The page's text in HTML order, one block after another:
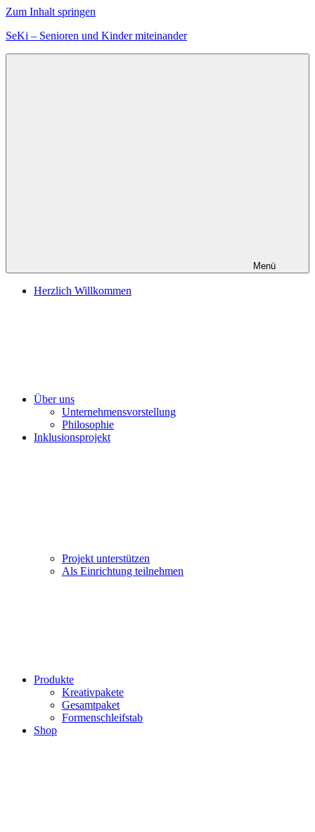
Zum Inhalt springen
SeKi – Senioren und Kinder miteinander
Menü
Herzlich Willkommen
Über uns
Unternehmensvorstellung
Philosophie
Inklusionsprojekt
Projekt unterstützen
Als Einrichtung teilnehmen
Produkte
Kreativpakete
Gesamtpaket
Formenschleifstab
Shop